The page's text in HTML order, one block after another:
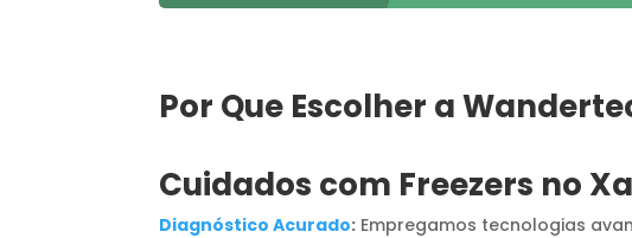
Por Que Escolher a
Cuidados com Freezers no
Diagnóstico Acurado: Empregamos tecnologias